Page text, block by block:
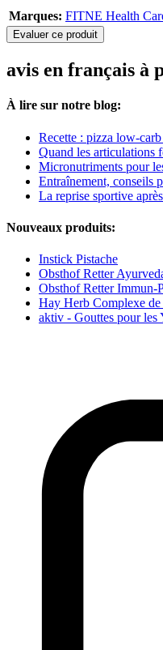
Marques: FITNE Health
Evaluer ce produit
avis en français à
À lire sur notre blog:
Recette : pizza low-
Quand les articulations
Micronutriments pour
Entraînement, conseils
La reprise sportive
Nouveaux produits:
Instick Pistache
Obsthof Retter
Obsthof Retter Immun-
Hay Herb Complexe
aktiv - Gouttes pour